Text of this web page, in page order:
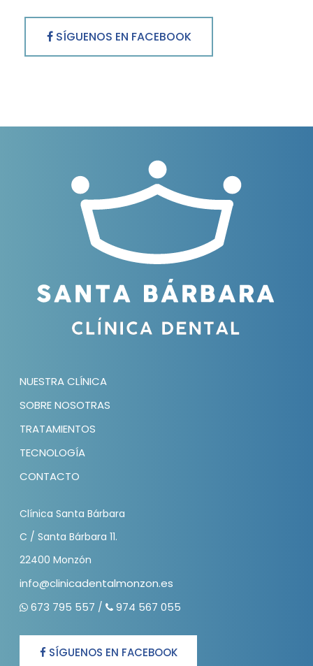
SÍGUENOS EN FACEBOOK
NUESTRA CLÍNICA
SOBRE NOSOTRAS
TRATAMIENTOS
TECNOLOGÍA
CONTACTO
Clínica Santa Bárbara
C / Santa Bárbara 11.
22400 Monzón
info@clinicadentalmonzon.es
673 795 557 / 974 567 055
SÍGUENOS EN FACEBOOK